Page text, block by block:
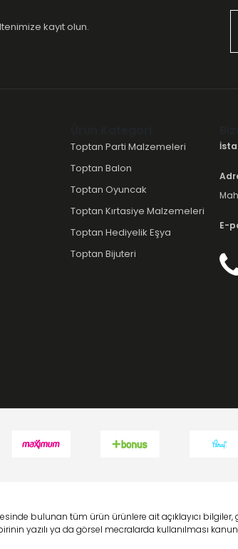
kayıt olun.
Toptan Parti Malzemeleri
Toptan Balon
Toptan Oyuncak
Toptan Kırtasiye Malzemeleri
Toptan Hediyelik Eşya
Toptan Bijuteri
E-
bulunan tüm ürün ürünlere ait açıklayıcı
yazılı ya da görsel mecralarda kullanılması